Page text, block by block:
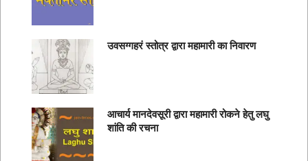
उवसग्गहरं स्तोत्र द्वारा महामारी का निवारण
आचार्य मानदेवसूरी द्वारा महामारी रोकने हेतु लघु
शांति की रचना